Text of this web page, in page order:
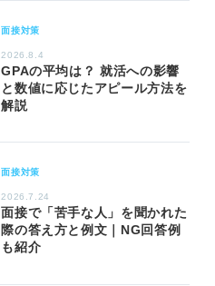
面接対策
2026.8.4
GPAの平均は？ 就活への影響
と数値に応じたアピール方法を
解説
面接対策
2026.7.24
面接で「苦手な人」を聞かれた
際の答え方と例文｜NG回答例
も紹介